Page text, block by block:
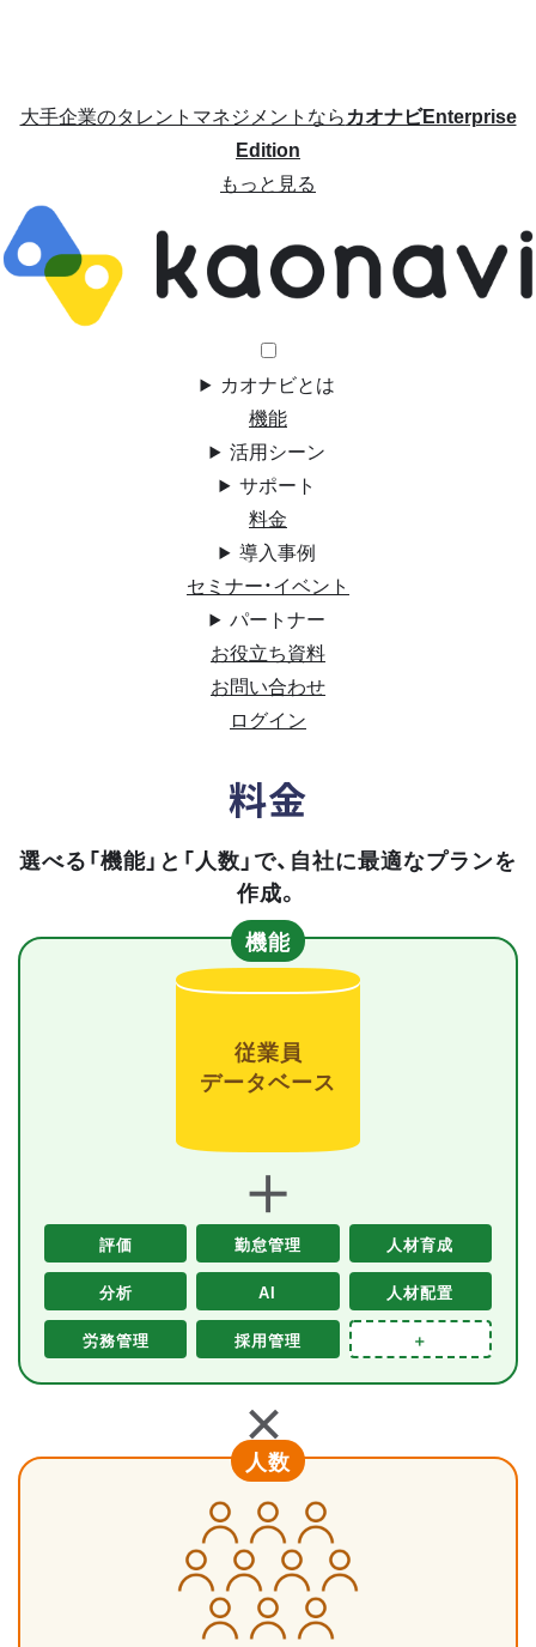
大手企業のタレントマネジメントならカオナビEnterprise
Edition
もっと見る
カオナビとは
機能
活用シーン
サポート
料金
導入事例
セミナー・イベント
パートナー
お役立ち資料
お問い合わせ
ログイン
料金
選べる「機能」と「人数」で、自社に最適なプランを
作成。
機能
従業員
データベース
＋
評価 勤怠管理 人材育成
分析 AI 人材配置
労務管理 採用管理 ＋
＋
人数